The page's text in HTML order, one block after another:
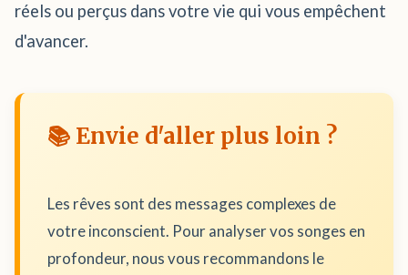
réels ou perçus dans votre vie qui vous empêchent
d'avancer.
📚 Envie d'aller plus loin ?
Les rêves sont des messages complexes de
votre inconscient. Pour analyser vos songes en
profondeur, nous vous recommandons le